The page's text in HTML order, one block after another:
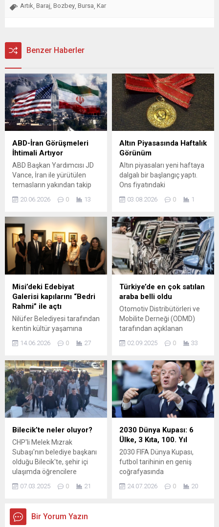
Artık Baraj Bozbey Bursa Kar
Benzer Haberler
ABD-İran Görüşmeleri
İhtimali Artıyor
ABD Başkan Yardımcısı JD
Vance, İran ile yürütülen
temasların yakından takip
edildiğini belirterek,
görüşmelerin pazar günü
etti. Vance’in açıklaması,
Washington ile Tahran
arasındaki diplomatik
kanalların yeniden
canlanabileceği yönünde
sinyaller veriyor. Gelişme,
bölgesel ve uluslararası
gözlemciler tarafından
yakından izleniyor.
Görüşmenin Önemi ABD-
İran hattındaki herhangi bir
doğrudan temas, hem
bölgesel...
20.06.2026 0 13
Altın Piyasasında Haftalık
Görünüm
Altın piyasaları yeni haftaya
dalgalı bir başlangıç yaptı.
Ons fiyatındaki
dalgalanmalar ve jeopolitik
gelişmeler gram altının
ediyor. Geçen hafta ABD ile
İran arasındaki gerilim petrol
fiyatlarını yukarı çekti; buna
karşın Fed’in sıkı para
politikası beklentileri
değerlemeleri baskıladı ve
ons altında düşüşler
görüldü. Gram ve Ons
03.08.2026 0 1
Misi’deki Edebiyat
Galerisi kapılarını “Bedri
Rahmi” ile açtı
Nilüfer Belediyesi tarafından
kentin kültür yaşamına
(Gümüştepe) Edebiyat
Rahmi Eyüboğlu Yaşıyor”
sergisi ile açıldı. Ressam ve
şairin resimleri, şiirleri ve
arşiv belgelerinden oluşan
sergi, aynı zamanda Nâzım
Hikmet Kültürevi’nde de
izleyici ile buluştu. Bursa’nın
kültür ve sanat hayatına
katkı sunan Nilüfer
Belediyesi, Edebiyat
Galerisi’ni “Bedri...
14.06.2026 0 27
Türkiye’de en çok satılan
araba belli oldu
Otomotiv Distribütörleri ve
Mobilite Derneği (ODMD)
tarafından açıklanan
göre, Tesla, Türkiye’de satış
yerleşerek dikkat çekici bir
başarıya imza attı. Tesla’nın
satışları, yerli üretici Togg’u
tam ...
02.09.2025 0 33
Bilecik’te neler oluyor?
CHP'li Melek Mızrak
Subaşı'nın belediye başkanı
olduğu Bilecik'te, şehir içi
ulaşımda öğrencilere
yapılan indirim
dolmuşçuların tepkisine yol
toplantısını basan
dolmuşçular ile Başkan
07.03.2025 0 21
2030 Dünya Kupası: 6
Ülke, 3 Kıta, 100. Yıl
2030 FIFA Dünya Kupası,
futbol tarihinin en geniş
coğrafyasında
düzenlenecek; altı ülke ve üç
kıta üzerinde oynanacak
24.07.2026 0 20
Bir Yorum Yazın